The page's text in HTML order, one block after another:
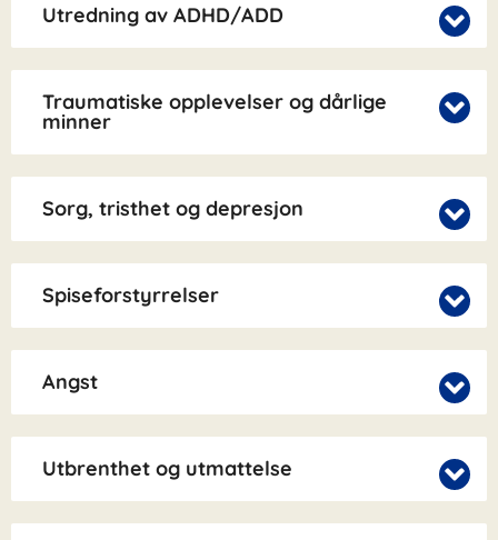
Utredning av ADHD/ADD
Traumatiske opplevelser og dårlige
minner
Sorg, tristhet og depresjon
Spiseforstyrrelser
Angst
Utbrenthet og utmattelse